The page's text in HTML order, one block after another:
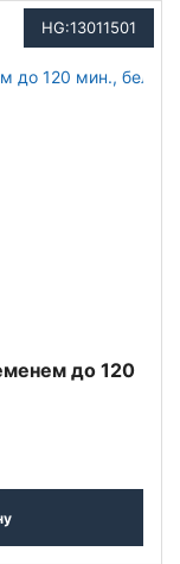
HG:13011501
до 120